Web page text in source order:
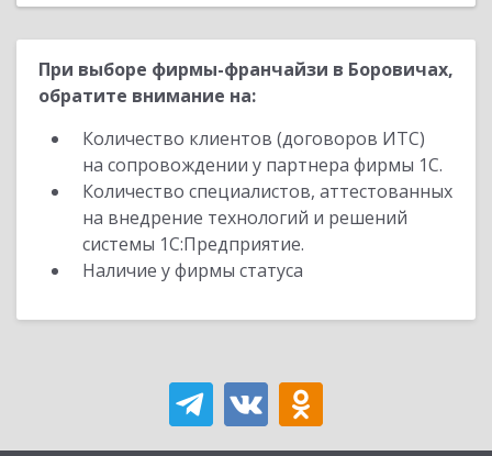
При выборе фирмы-франчайзи в Боровичах,
обратите внимание на:
Количество клиентов (договоров ИТС)
на сопровождении у партнера фирмы 1С.
Количество специалистов, аттестованных
на внедрение технологий и решений
системы 1С:Предприятие.
Наличие у фирмы статуса